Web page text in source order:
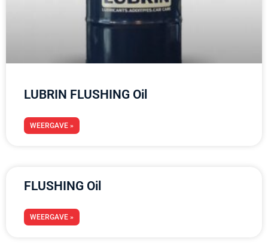
LUBRIN FLUSHING Oil
WEERGAVE »
FLUSHING Oil
WEERGAVE »